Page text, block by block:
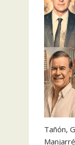
Tañón,